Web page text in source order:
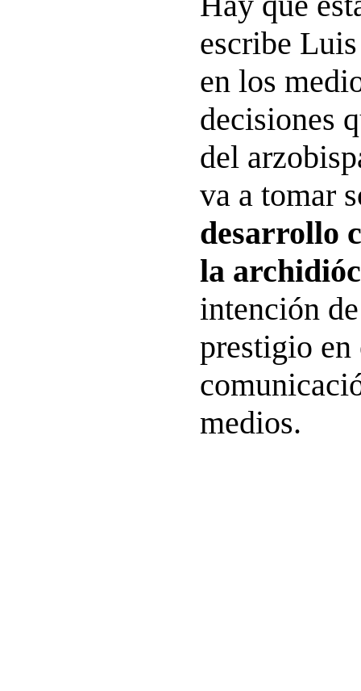
escribe
en los
decisiones
del
va a tomar
desarrollo
la
intención
prestigio en
medios.